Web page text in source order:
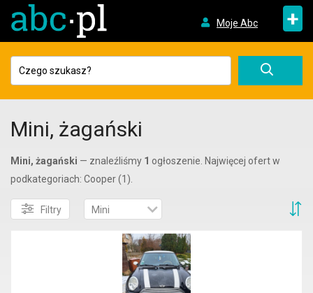
Moje Abc +
Mini, żagański
Mini, żagański — znaleźliśmy 1 ogłoszenie. Najwięcej ofert w
podkategoriach: Cooper (1).
Filtry Mini